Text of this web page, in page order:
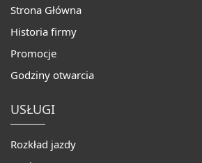
Strona Główna
Historia firmy
Promocje
Godziny otwarcia
USŁUGI
Rozkład jazdy